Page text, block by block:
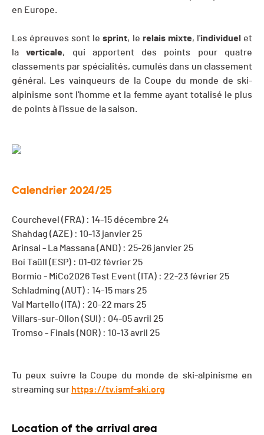
en Europe.
Les épreuves sont lesprint, le relais mixte, l'individuel et
laverticale, qui apportent des points pour quatre
classements par spécialités, cumulés dans un classement
général. Les vainqueurs de la Coupe du monde de ski-
alpinisme sont l'homme et la femme ayant totalisé le plus
de points à l'issue de la saison.
Calendrier 2024/25
Courchevel (FRA) : 14-15 décembre 24
Shahdag (AZE) : 10-13 janvier 25
Arinsal - La Massana (AND) : 25-26 janvier 25
Boí Taüll (ESP) : 01-02 février 25
Bormio - MiCo2026 Test Event (ITA) : 22-23 février 25
Schladming (AUT) : 14-15 mars 25
Val Martello (ITA) : 20-22 mars 25
Villars-sur-Ollon (SUI) : 04-05 avril 25
Tromso - Finals (NOR) : 10-13 avril 25
Tu peux suivre la Coupe du monde de ski-alpinisme en
streaming sur https://tv.ismf-ski.org
Location of the arrival area